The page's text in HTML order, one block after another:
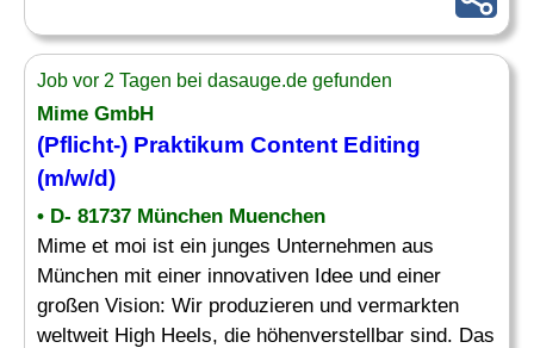
Job vor 2 Tagen bei dasauge.de gefunden
Mime GmbH
(Pflicht-) Praktikum Content Editing
(m/w/d)
• D- 81737 München Muenchen
Mime et moi ist ein junges Unternehmen aus
München mit einer innovativen Idee und einer
großen Vision: Wir produzieren und vermarkten
weltweit High Heels, die höhenverstellbar sind. Das